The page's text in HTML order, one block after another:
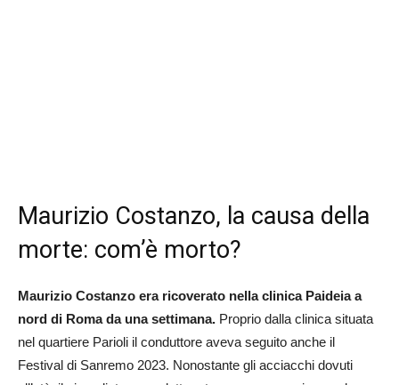
Maurizio Costanzo, la causa della
morte: com’è morto?
Maurizio Costanzo era ricoverato nella clinica Paideia a
nord di Roma da una settimana. Proprio dalla clinica situata
nel quartiere Parioli il conduttore aveva seguito anche il
Festival di Sanremo 2023. Nonostante gli acciacchi dovuti